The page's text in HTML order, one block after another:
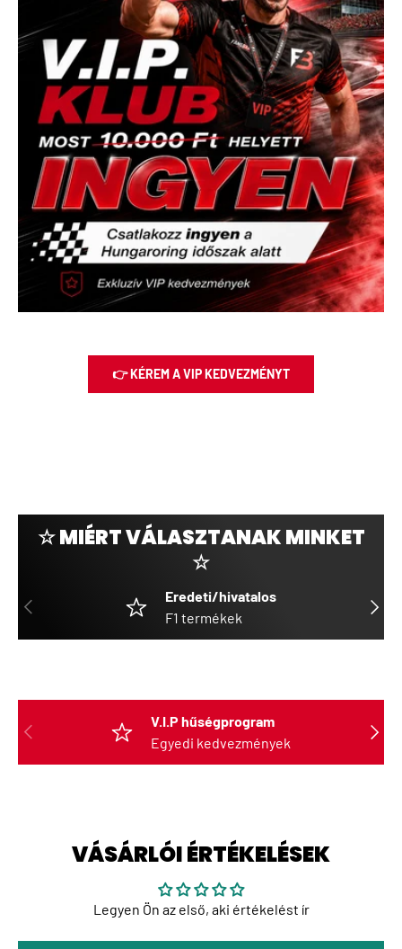
👉 KÉREM A VIP KEDVEZMÉNYT
☆ MIÉRT VÁLASZTANAK MINKET
☆
ELŐZŐ
Eredeti/hivatalos
F1 termékek
ELŐZŐ
V.I.P hűségprogram
Egyedi kedvezmények
VÁSÁRLÓI ÉRTÉKELÉSEK
Legyen Ön az első, aki értékelést ír